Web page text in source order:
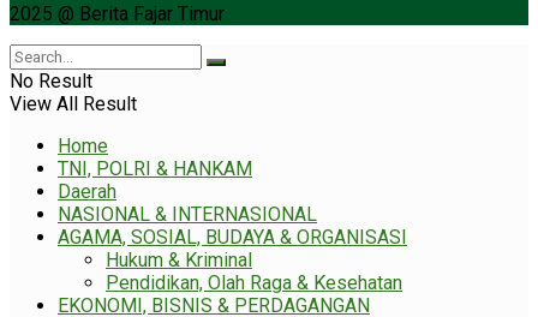
2025 @ Berita Fajar Timur
No Result
View All Result
Home
TNI, POLRI & HANKAM
Daerah
NASIONAL & INTERNASIONAL
AGAMA, SOSIAL, BUDAYA & ORGANISASI
Hukum & Kriminal
Pendidikan, Olah Raga & Kesehatan
EKONOMI, BISNIS & PERDAGANGAN